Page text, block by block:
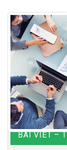
BÀI VIẾT –
Mua máy
cùng chúng tôi
viết sau đây.
Xem thêm
gồm những
Cấu tạo máy
45Kw, 55Kw
Với công nghệ